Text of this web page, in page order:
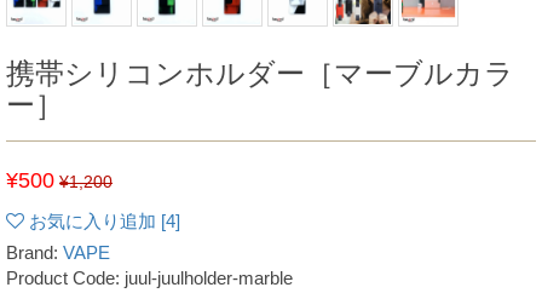
携帯シリコンホルダー［マーブルカラ
ー］
¥500 ¥1,200
お気に入り追加 [4]
Brand: VAPE
Product Code: juul-juulholder-marble